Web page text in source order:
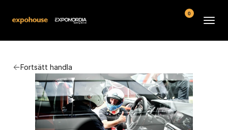
Fortsätt handla
Kontakt
Köpvillkor
0